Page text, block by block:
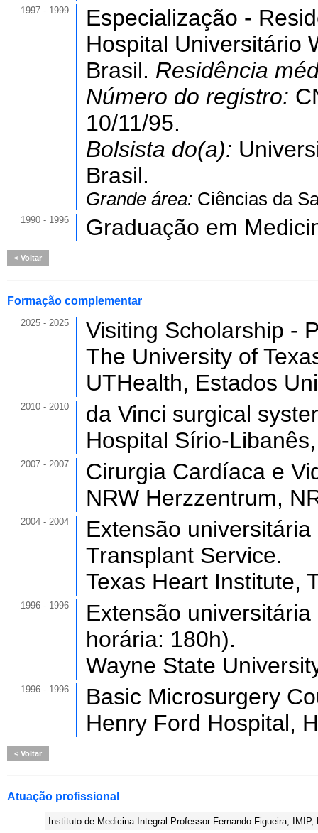
1997 - 1999
Especialização -
Hospital Universitário
Brasil. Residência
Número do registro:
10/11/95.
Bolsista do(a):
Brasil.
Grande área: Ciências da
1990 - 1996 Graduação em
Voltar
Formação complementar
2025 - 2025
Visiting Scholarship -
The University of
UTHealth, Estados
2010 - 2010
da Vinci surgical
Hospital Sírio-
2007 - 2007
Cirurgia Cardíaca e
NRW Herzzentrum,
2004 - 2004
Extensão
Transplant Service.
Texas Heart Institute,
1996 - 1996
Extensão
horária: 180h).
Wayne State
1996 - 1996
Basic Microsurgery
Henry Ford Hospital,
Voltar
Atuação profissional
Instituto de Medicina Integral Professor Fernando Figueira, IMIP,